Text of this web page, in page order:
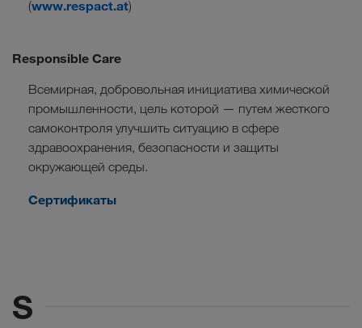
(www.respact.at)
Responsible Care
Всемирная, добровольная инициатива химической
промышленности, цель которой — путем жесткого
самоконтроля улучшить ситуацию в сфере
здравоохранения, безопасности и защиты
окружающей среды.
Сертификаты
S